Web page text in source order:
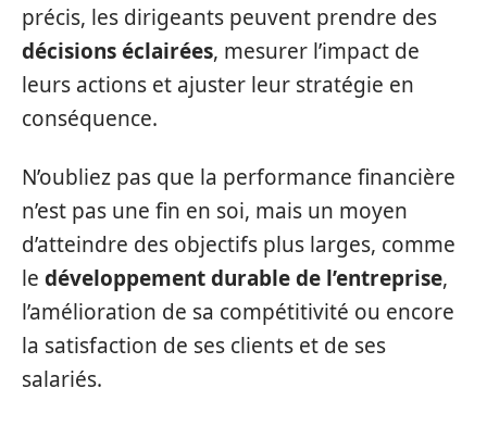
précis, les dirigeants peuvent prendre des
décisions éclairées, mesurer l’impact de
leurs actions et ajuster leur stratégie en
conséquence.
N’oubliez pas que la performance financière
n’est pas une fin en soi, mais un moyen
d’atteindre des objectifs plus larges, comme
le développement durable de l’entreprise,
l’amélioration de sa compétitivité ou encore
la satisfaction de ses clients et de ses
salariés.